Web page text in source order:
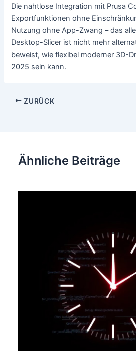
Die nahtlose Integration mit Prusa
Exportfunktionen ohne
Nutzung ohne App-Zwang – das
Desktop-Slicer ist nicht mehr
beweist, wie flexibel moderner 3D-
2025 sein kann.
Beitragsnavigation
ZURÜCK
Ähnliche Beiträge